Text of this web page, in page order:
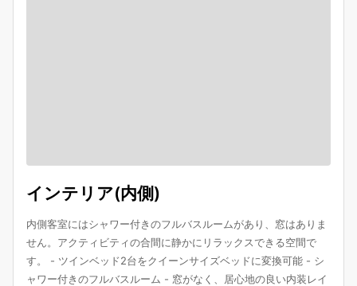
インテリア(内側)
内側客室にはシャワー付きのフルバスルームがあり、窓はありま
せん。アクティビティの合間に静かにリラックスできる空間で
す。 - ツインベッド2台をクイーンサイズベッドに変換可能 - シ
ャワー付きのフルバスルーム - 窓がなく、居心地の良い内装レイ